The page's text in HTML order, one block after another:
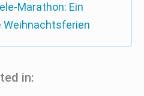
Marathon: Ein
Weihnachtsferien
in: